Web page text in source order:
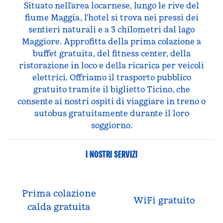
Situato nell'area locarnese, lungo le rive del
fiume Maggia, l'hotel si trova nei pressi dei
sentieri naturali e a 3 chilometri dal lago
Maggiore. Approfitta della prima colazione a
buffet gratuita, del fitness center, della
ristorazione in loco e della ricarica per veicoli
elettrici. Offriamo il trasporto pubblico
gratuito tramite il biglietto Ticino, che
consente ai nostri ospiti di viaggiare in treno o
autobus gratuitamente durante il loro
soggiorno.
I NOSTRI SERVIZI
Prima colazione
calda gratuita
WiFi gratuito